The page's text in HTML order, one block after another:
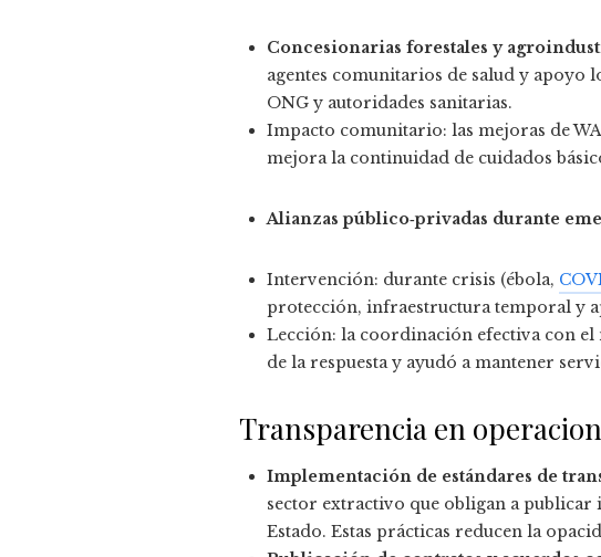
Concesionarias forestales y
agentes comunitarios de salud y apoyo
ONG y autoridades sanitarias.
Impacto comunitario: las mejoras de
mejora la continuidad de cuidados
Alianzas público‑privadas durante
Intervención: durante crisis (ébola,
protección, infraestructura temporal y
Lección: la coordinación efectiva con
de la respuesta y ayudó a mantener
Transparencia en
Implementación de estándares de
sector extractivo que obligan a publicar
Estado. Estas prácticas reducen la